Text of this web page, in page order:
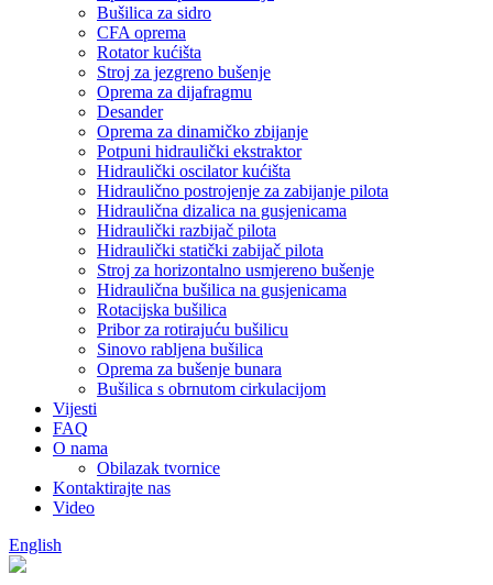
Bušilica za sidro
CFA oprema
Rotator kućišta
Stroj za jezgreno bušenje
Oprema za dijafragmu
Desander
Oprema za dinamičko zbijanje
Potpuni hidraulički ekstraktor
Hidraulički oscilator kućišta
Hidraulično postrojenje za zabijanje pilota
Hidraulična dizalica na gusjenicama
Hidraulički razbijač pilota
Hidraulički statički zabijač pilota
Stroj za horizontalno usmjereno bušenje
Hidraulična bušilica na gusjenicama
Rotacijska bušilica
Pribor za rotirajuću bušilicu
Sinovo rabljena bušilica
Oprema za bušenje bunara
Bušilica s obrnutom cirkulacijom
Vijesti
FAQ
O nama
Obilazak tvornice
Kontaktirajte nas
Video
English